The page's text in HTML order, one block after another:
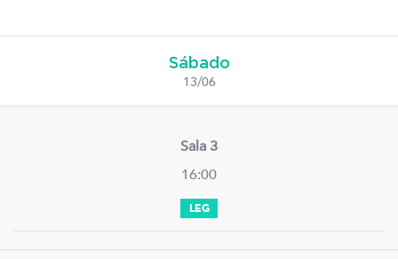
Sábado
13/06
Sala 3
16:00
LEG